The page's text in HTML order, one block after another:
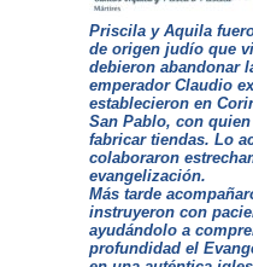
Priscila y Aquila
de origen judío que
debieron abandonar
emperador Claudio
establecieron en
San Pablo, con
fabricar tiendas. Lo
colaboraron
evangelización.
Más tarde
instruyeron con
ayudándolo a
profundidad el